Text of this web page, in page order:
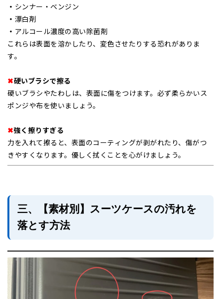
・ シンナー・ベンジン
・ 漂白剤
・ アルコール濃度の高い除菌剤
これらは表面を溶かしたり、変色させたりする恐れがありま
す。
✖硬いブラシで擦る
硬いブラシやたわしは、表面に傷をつけます。必ず柔らかいス
ポンジや布を使いましょう。
✖強く擦りすぎる
力を入れて擦ると、表面のコーティングが剥がれたり、傷がつ
きやすくなります。優しく拭くことを心がけましょう。
三、【素材別】スーツケースの汚れを
落とす方法